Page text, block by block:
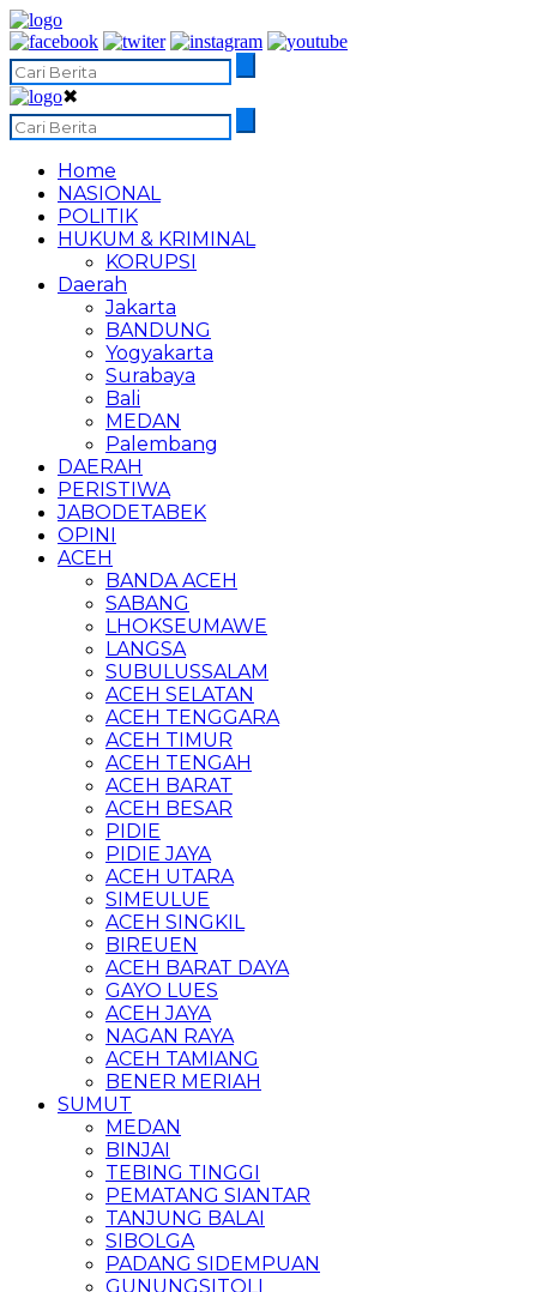
✖
Home
NASIONAL
POLITIK
HUKUM & KRIMINAL
KORUPSI
Daerah
Jakarta
BANDUNG
Yogyakarta
Surabaya
Bali
MEDAN
Palembang
DAERAH
PERISTIWA
JABODETABEK
OPINI
ACEH
BANDA ACEH
SABANG
LHOKSEUMAWE
LANGSA
SUBULUSSALAM
ACEH SELATAN
ACEH TENGGARA
ACEH TIMUR
ACEH TENGAH
ACEH BARAT
ACEH BESAR
PIDIE
PIDIE JAYA
ACEH UTARA
SIMEULUE
ACEH SINGKIL
BIREUEN
ACEH BARAT DAYA
GAYO LUES
ACEH JAYA
NAGAN RAYA
ACEH TAMIANG
BENER MERIAH
SUMUT
MEDAN
BINJAI
TEBING TINGGI
PEMATANG SIANTAR
TANJUNG BALAI
SIBOLGA
PADANG SIDEMPUAN
GUNUNGSITOLI